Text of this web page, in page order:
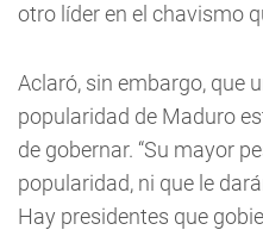
otro líder en el chavismo
Aclaró, sin embargo, que
popularidad de Maduro
de gobernar. “Su mayor
popularidad, ni que le
Hay presidentes que